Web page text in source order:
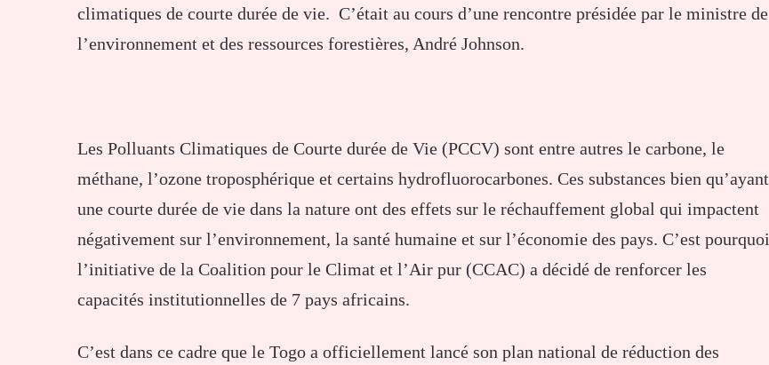
climatiques de courte durée de vie. C’était au cours d’une rencontre présidée par le ministre de
l’environnement et des ressources forestières, André Johnson.
Les Polluants Climatiques de Courte durée de Vie (PCCV) sont entre autres le carbone, le
méthane, l’ozone troposphérique et certains hydrofluorocarbones. Ces substances bien qu’ayant
une courte durée de vie dans la nature ont des effets sur le réchauffement global qui impactent
négativement sur l’environnement, la santé humaine et sur l’économie des pays. C’est pourquoi
l’initiative de la Coalition pour le Climat et l’Air pur (CCAC) a décidé de renforcer les
capacités institutionnelles de 7 pays africains.
C’est dans ce cadre que le Togo a officiellement lancé son plan national de réduction des